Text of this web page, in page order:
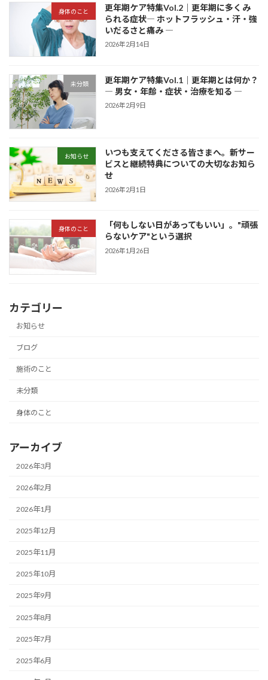
身体のこと
更年期ケア特集Vol.2｜更年期に多くみ
られる症状― ホットフラッシュ・汗・強
いだるさと痛み ―
2026年2月14日
未分類
更年期ケア特集Vol.1｜更年期とは何か？
― 男女・年齢・症状・治療を知る ―
2026年2月9日
お知らせ
いつも支えてくださる皆さまへ。新サー
ビスと継続特典についての大切なお知ら
せ
2026年2月1日
身体のこと
「何もしない日があってもいい」。"頑張
らないケア"という選択
2026年1月26日
カテゴリー
お知らせ
ブログ
施術のこと
未分類
身体のこと
アーカイブ
2026年3月
2026年2月
2026年1月
2025年12月
2025年11月
2025年10月
2025年9月
2025年8月
2025年7月
2025年6月